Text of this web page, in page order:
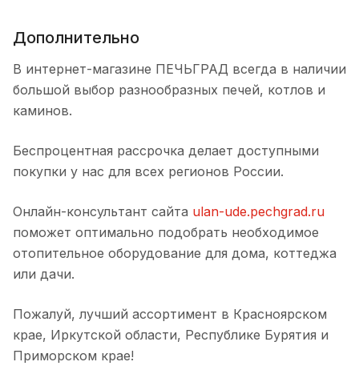
Дополнительно
В интернет-магазине ПЕЧЬГРАД всегда в наличии
большой выбор разнообразных печей, котлов и
каминов.
Беспроцентная рассрочка делает доступными
покупки у нас для всех регионов России.
Онлайн-консультант сайта ulan-ude.pechgrad.ru
поможет оптимально подобрать необходимое
отопительное оборудование для дома, коттеджа
или дачи.
Пожалуй, лучший ассортимент в Красноярском
крае, Иркутской области, Республике Бурятия и
Приморском крае!